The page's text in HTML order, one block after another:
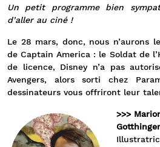
Un petit programme bien
d’aller au ciné !
Le 28 mars, donc, nous n’aurons
de Captain America : le Soldat de
de licence, Disney n’a pas
Avengers, alors sorti chez
dessinateurs vous offriront leur
>>>